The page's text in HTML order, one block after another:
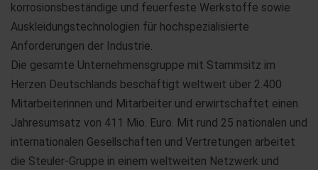
korrosionsbeständige und feuerfeste Werkstoffe sowie
Auskleidungstechnologien für hochspezialisierte
Anforderungen der Industrie.
Die gesamte Unternehmensgruppe mit Stammsitz im
Herzen Deutschlands beschäftigt weltweit über 2.400
Mitarbeiterinnen und Mitarbeiter und erwirtschaftet einen
Jahresumsatz von 411 Mio. Euro. Mit rund 25 nationalen und
internationalen Gesellschaften und Vertretungen arbeitet
die Steuler-Gruppe in einem weltweiten Netzwerk und